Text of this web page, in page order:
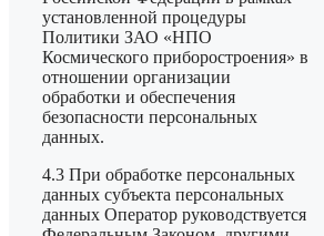
установленной процедуры
Политики ЗАО «НПО
Космического приборостроения» в
отношении организации
обработки и обеспечения
безопасности персональных
данных.
4.3 При обработке персональных
данных субъекта персональных
данных Оператор руководствуется